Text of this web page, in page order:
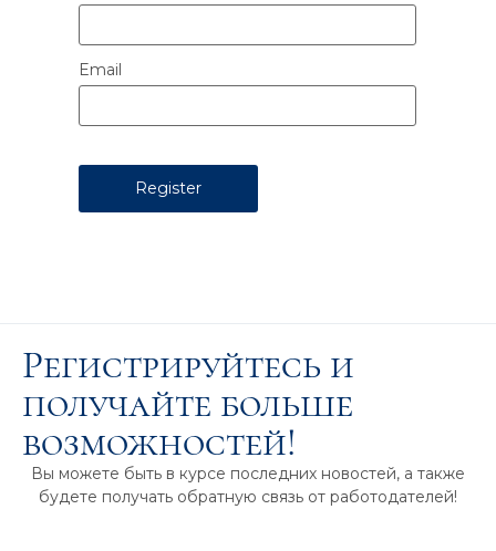
Email
Регистрируйтесь и
получайте больше
возможностей!
Вы можете быть в курсе последних новостей, а также
будете получать обратную связь от работодателей!